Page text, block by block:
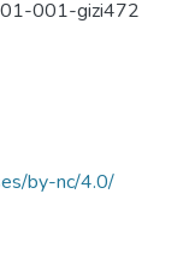
001-gizi472
by-nc/4.0/